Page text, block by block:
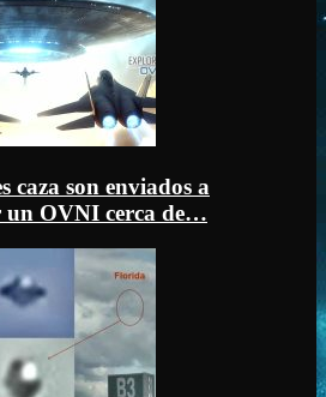
caza son enviados a
un OVNI cerca de…